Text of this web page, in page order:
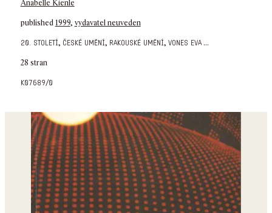
Anabelle Kienle
published 1999, vydavatel neuveden
20. století, české umění, rakouské umění, vones eva...
28 stran
k07689/0